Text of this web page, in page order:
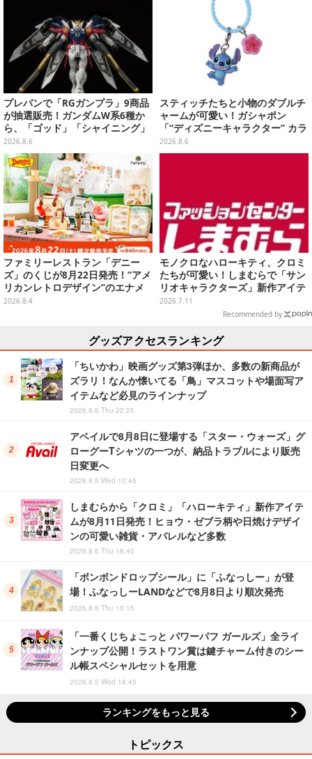
プレバンで「RGガンプラ」9商品
が抽選販売！ガンダムW系6種か
ら、「ゴッド」「シャイニング」
まで
2026.8.6
スティッチたちと小物のダブルチ
ャームが可愛い！ガシャポン
「“ディズニーキャラクター” カラ
フルマルチチャーム」が発売
2026.8.6
ファミリーレストラン「デニー
ズ」のくじが8月22日発売！“アメ
リカンレトロデザイン”のエナメ
ルバッグやTシャツなど、日常使
2026.8.4
モノクロなハローキティ、クロミ
たちが可愛い！しまむらで「サン
リオキャラクターズ」新作アイテ
ムが発売、マスコットやポーチ各
種ラインナップ
2026.7.11
Recommended by
グッズアクセスランキング
「ちいかわ」映画グッズ第3弾ほか、多数の新商品が
ズラリ！なんか懐いてる「鳥」マスコットや場面写ア
イテムなど必見のラインナップ
2026.8.6 Thu 20:25
アベイルで8月8日に登場する「スター・ウォーズ」グ
ローグーTシャツの一つが、納品トラブルにより販売
日変更へ
2026.8.5 Wed 10:45
しまむらから「クロミ」「ハローキティ」新作アイテ
ムが8月11日発売！ヒョウ・ゼブラ柄や日焼けデザイ
ンの可愛い雑貨・アパレルなど多数
2026.8.6 Thu 18:40
「ボンボンドロップシール」に「ふなっしー」が登
場！ふなっしーLANDなどで8月8日より順次発売
2026.8.6 Thu 10:15
「一番くじちょこっと パワーパフ ガールズ」全ライ
ンナップ公開！ラストワン賞は鍵チャーム付きのシー
ル帳スペシャルセットを用意
2026.8.5 Wed 18:45
ランキングをもっと見る
トピックス